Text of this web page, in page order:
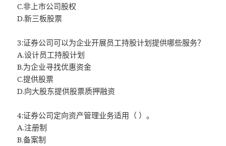
C.非上市公司股权
D.新三板股票
3:证券公司可以为企业开展员工持股计划提供哪些服务？
A.设计员工持股计划
B.为企业寻找优惠资金
C.提供股票
D.向大股东提供股票质押融资
4:证券公司定向资产管理业务适用（ ）。
A.注册制
B.备案制